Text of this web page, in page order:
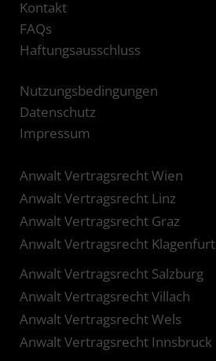
Kontakt
FAQs
Haftungsausschluss
Nutzungsbedingungen
Datenschutz
Impressum
Anwalt Vertragsrecht Wien
Anwalt Vertragsrecht Linz
Anwalt Vertragsrecht Graz
Anwalt Vertragsrecht Klagenfurt
Anwalt Vertragsrecht Salzburg
Anwalt Vertragsrecht Villach
Anwalt Vertragsrecht Wels
Anwalt Vertragsrecht Innsbruck